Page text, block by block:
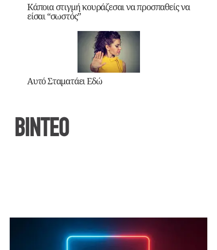
Κάποια στιγμή κουράζεσαι να προσπαθείς να
είσαι “σωστός”
Αυτό Σταματάει Εδώ
ΒΙΝΤΕΟ